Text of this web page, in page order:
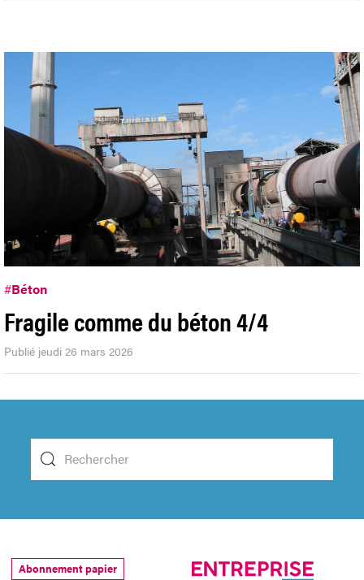
#Béton
Fragile comme du béton 4/4
Publié jeudi 26 mars 2026
Abonnement papier